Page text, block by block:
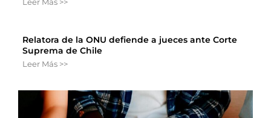
Leer Más >>
Relatora de la ONU defiende a jueces ante Corte
Suprema de Chile
Leer Más >>